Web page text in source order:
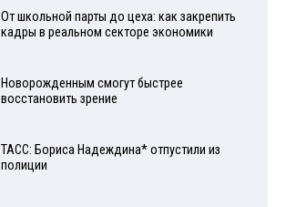
От школьной парты до цеха: как закрепить
кадры в реальном секторе экономики
Новорожденным смогут быстрее
восстановить зрение
ТАСС: Бориса Надеждина* отпустили из
полиции